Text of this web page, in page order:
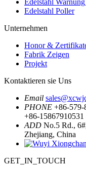
Edelstahl
Edelstahl Poller
Unternehmen
Honor &
Fabrik Zeigen
Projekt
Kontaktieren sie Uns
Email
PHONE +86-579-
+86-15867910531
ADD No.5 Rd.,
Zhejiang, China
GET_IN_TOUCH